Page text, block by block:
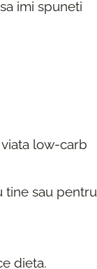
imi spuneti
low-carb
tine sau pentru
dieta.